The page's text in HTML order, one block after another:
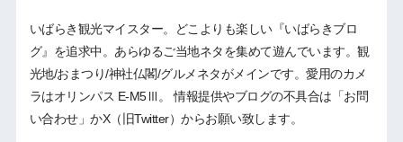
いばらき観光マイスター。どこよりも楽しい『いばらきブロ
グ』を追求中。あらゆるご当地ネタを集めて遊んでいます。観
光地/おまつり/神社仏閣/グルメネタがメインです。愛用のカメ
ラはオリンパス E-M5Ⅲ。 情報提供やブログの不具合は「お問
い合わせ」かX（旧Twitter）からお願い致します。